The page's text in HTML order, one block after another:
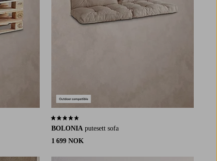
BOLONIA putesett sofa
1 699 NOK
4,4 basert på 27 karaktergivninger